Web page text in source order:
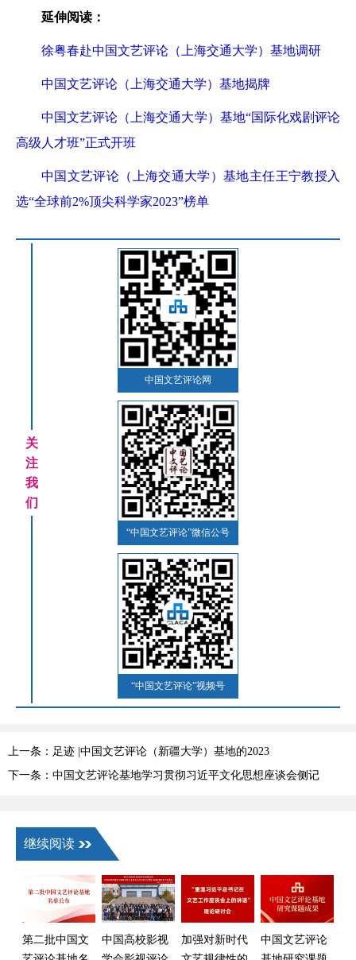
延伸阅读：
徐粤春赴中国文艺评论（上海交通大学）基地调研
中国文艺评论（上海交通大学）基地揭牌
中国文艺评论（上海交通大学）基地“国际化戏剧评论
高级人才班”正式开班
中国文艺评论（上海交通大学）基地主任王宁教授入
选“全球前2%顶尖科学家2023”榜单
关
注
我
们
中国文艺评论网
“中国文艺评论”微信公号
“中国文艺评论”视频号
上一条：足迹 |中国文艺评论（新疆大学）基地的2023
下一条：中国文艺评论基地学习贯彻习近平文化思想座谈会侧记
继续阅读
第二批中国文
中国高校影视
加强对新时代
中国文艺评论